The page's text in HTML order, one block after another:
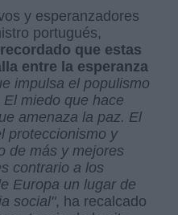
y esperanzadores
portugués,
que estas
entre la esperanza
impulsa el populismo
miedo que hace
amenaza la paz. El
proteccionismo y
de más y mejores
contrario a los
Europa un lugar de
social", ha recalcado